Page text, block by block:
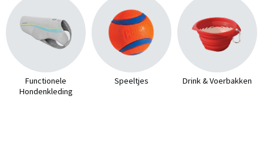
Functionele
Hondenkleding
Speeltjes Drink & Voerbakken